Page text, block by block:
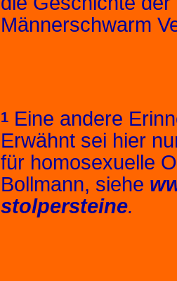
Männerschwarm
1 Eine andere
Erwähnt sei hier
für homosexuelle
Bollmann, siehe
stolpersteine.